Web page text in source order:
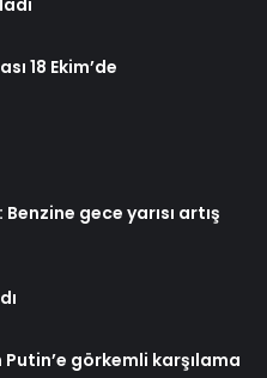
18 Ekim’de
gece yarısı artış
görkemli karşılama